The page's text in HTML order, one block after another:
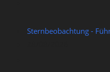
Sternbeobachtung -